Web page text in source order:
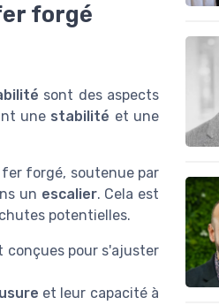
forgé
sont des aspects
une stabilité et une
fer forgé, soutenue par
un escalier. Cela est
potentielles.
pour s'ajuster
et leur capacité à